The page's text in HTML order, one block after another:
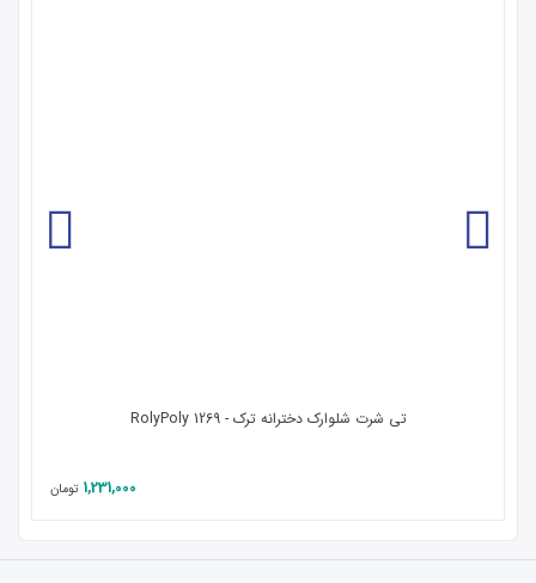
تی شرت شلوارک دخترانه ترک - 1269 RolyPoly
1,231,000 تومان